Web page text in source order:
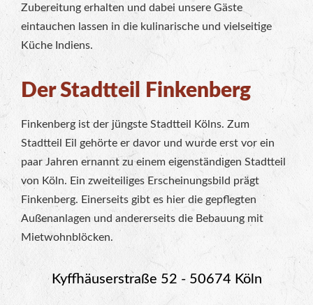
Zubereitung erhalten und dabei unsere Gäste
eintauchen lassen in die kulinarische und vielseitige
Küche Indiens.
Der Stadtteil Finkenberg
Finkenberg ist der jüngste Stadtteil Kölns. Zum
Stadtteil Eil gehörte er davor und wurde erst vor ein
paar Jahren ernannt zu einem eigenständigen Stadtteil
von Köln. Ein zweiteiliges Erscheinungsbild prägt
Finkenberg. Einerseits gibt es hier die gepflegten
Außenanlagen und andererseits die Bebauung mit
Mietwohnblöcken.
Kyffhäuserstraße 52 - 50674 Köln